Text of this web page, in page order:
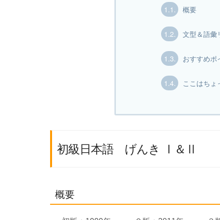
1.1. 概要
1.2. 文型＆語彙
1.3. おすすめポ
1.4. ここはちょ
初級日本語 げんき Ⅰ＆Ⅱ
概要